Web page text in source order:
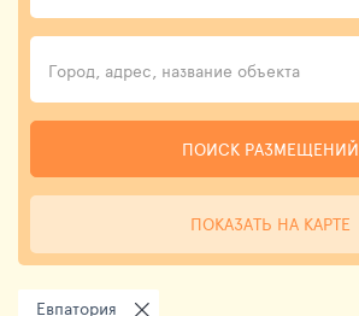
ПОИСК РАЗМЕЩЕНИЙ
ПОКАЗАТЬ НА КАРТЕ
Евпатория